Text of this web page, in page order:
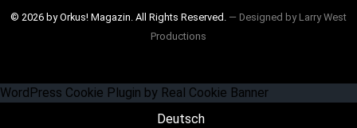
© 2026 by Orkus! Magazin. All Rights Reserved. ― Designed by Larry West
Productions
WordPress Cookie Plugin by Real Cookie Banner
Deutsch